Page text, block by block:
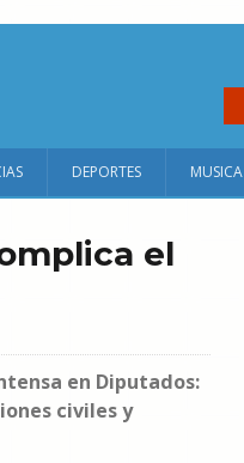
DEPORTES MUSICA
el
en Diputados:
civiles y